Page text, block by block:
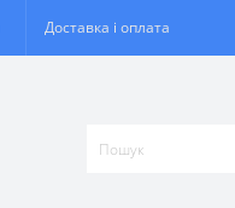
Доставка і оплата